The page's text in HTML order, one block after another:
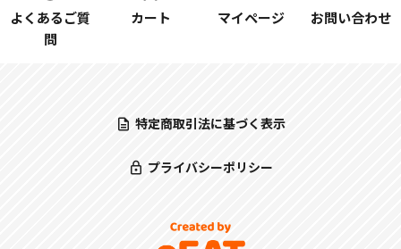
よくあるご質
問
カート マイページ お問い合わせ
特定商取引法に基づく表示
プライバシーポリシー